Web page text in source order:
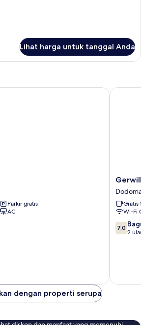
Lihat harga untuk tanggal Anda
Parkir gratis
AC
Gerwill
Hotel
Dodoma
Gratis
Wi-Fi
7.0
dari
7,0
2
Gerwill
dengan properti serupa